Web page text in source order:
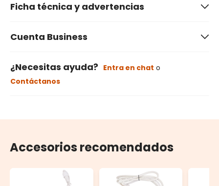
Ficha técnica y advertencias
Cuenta Business
¿Necesitas ayuda? Entra en chat o
Contáctanos
Accesorios recomendados